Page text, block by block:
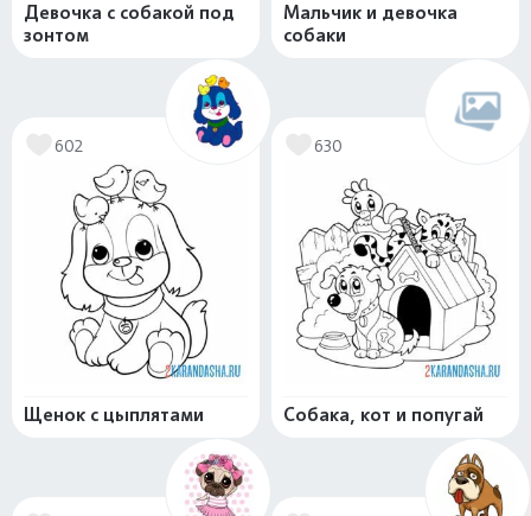
Девочка с собакой под
зонтом
Мальчик и девочка
собаки
602
Щенок с цыплятами
630
Собака, кот и попугай